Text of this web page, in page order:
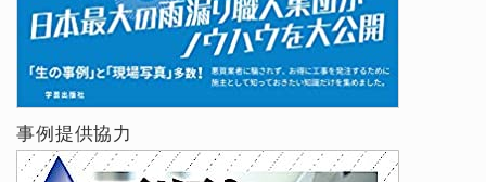
事例提供協力